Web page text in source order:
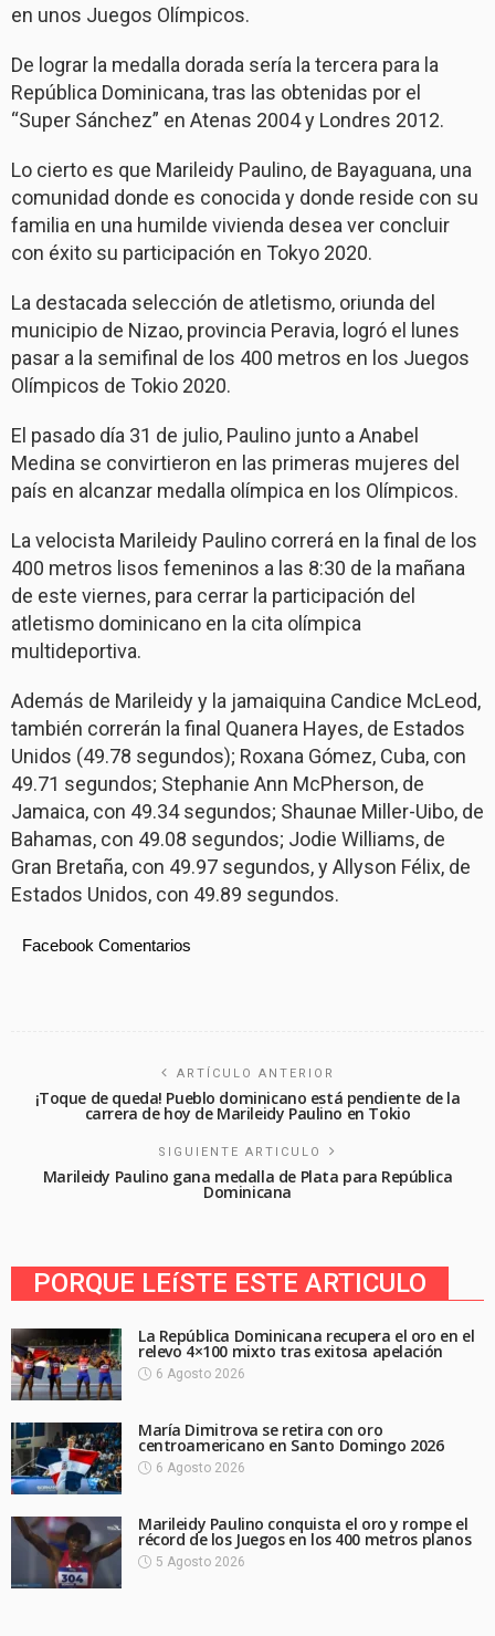
en unos Juegos Olímpicos.
De lograr la medalla dorada sería la tercera para la
República Dominicana, tras las obtenidas por el
“Super Sánchez” en Atenas 2004 y Londres 2012.
Lo cierto es que Marileidy Paulino, de Bayaguana, una
comunidad donde es conocida y donde reside con su
familia en una humilde vivienda desea ver concluir
con éxito su participación en Tokyo 2020.
La destacada selección de atletismo, oriunda del
municipio de Nizao, provincia Peravia, logró el lunes
pasar a la semifinal de los 400 metros en los Juegos
Olímpicos de Tokio 2020.
El pasado día 31 de julio, Paulino junto a Anabel
Medina se convirtieron en las primeras mujeres del
país en alcanzar medalla olímpica en los Olímpicos.
La velocista Marileidy Paulino correrá en la final de los
400 metros lisos femeninos a las 8:30 de la mañana
de este viernes, para cerrar la participación del
atletismo dominicano en la cita olímpica
multideportiva.
Además de Marileidy y la jamaiquina Candice McLeod,
también correrán la final Quanera Hayes, de Estados
Unidos (49.78 segundos); Roxana Gómez, Cuba, con
49.71 segundos; Stephanie Ann McPherson, de
Jamaica, con 49.34 segundos; Shaunae Miller-Uibo, de
Bahamas, con 49.08 segundos; Jodie Williams, de
Gran Bretaña, con 49.97 segundos, y Allyson Félix, de
Estados Unidos, con 49.89 segundos.
Facebook Comentarios
ARTÍCULO ANTERIOR
¡Toque de queda! Pueblo dominicano está pendiente de la
carrera de hoy de Marileidy Paulino en Tokio
SIGUIENTE ARTICULO
Marileidy Paulino gana medalla de Plata para República
Dominicana
PORQUE LEíSTE ESTE ARTICULO
La República Dominicana recupera el oro en el
relevo 4×100 mixto tras exitosa apelación
6 Agosto 2026
María Dimitrova se retira con oro
centroamericano en Santo Domingo 2026
6 Agosto 2026
Marileidy Paulino conquista el oro y rompe el
récord de los Juegos en los 400 metros planos
5 Agosto 2026